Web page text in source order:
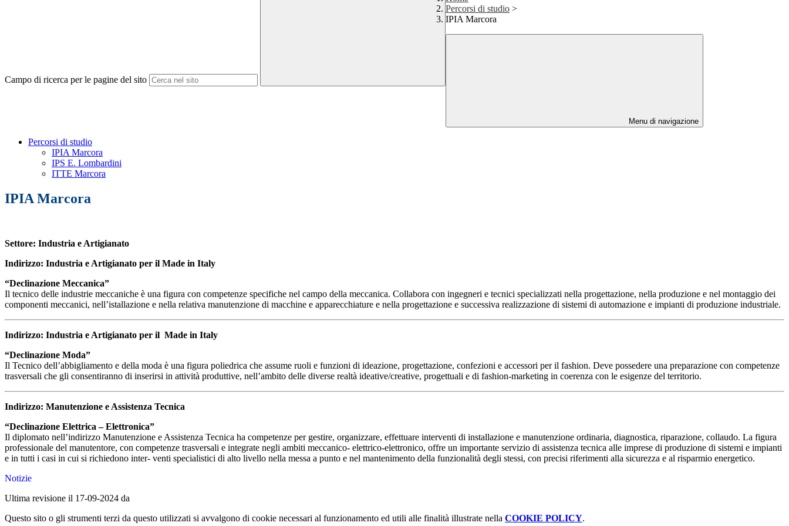
Campo di ricerca per le pagine del sito
Percorsi di studio >
IPIA Marcora
Menu di navigazione
Percorsi di studio
IPIA Marcora
IPS E. Lombardini
ITTE Marcora
IPIA Marcora
Settore: Industria e Artigianato
Indirizzo: Industria e Artigianato per il Made in Italy
“Declinazione Meccanica”
Il tecnico delle industrie meccaniche è una figura con competenze specifiche nel campo della meccanica. Collabora con ingegneri e tecnici specializzati nella progettazione, nella produzione e nel montaggio dei
componenti meccanici, nell’istallazione e nella relativa manutenzione di macchine e apparecchiature e nella progettazione e successiva realizzazione di sistemi di automazione e impianti di produzione industriale.
Indirizzo: Industria e Artigianato per il Made in Italy
“Declinazione Moda”
Il Tecnico dell’abbigliamento e della moda è una figura poliedrica che assume ruoli e funzioni di ideazione, progettazione, confezioni e accessori per il fashion. Deve possedere una preparazione con competenze
trasversali che gli consentiranno di inserirsi in attività produttive, nell’ambito delle diverse realtà ideative/creative, progettuali e di fashion-marketing in coerenza con le esigenze del territorio.
Indirizzo: Manutenzione e Assistenza Tecnica
“Declinazione Elettrica – Elettronica”
Il diplomato nell’indirizzo Manutenzione e Assistenza Tecnica ha competenze per gestire, organizzare, effettuare interventi di installazione e manutenzione ordinaria, diagnostica, riparazione, collaudo. La figura
professionale del manutentore, con competenze trasversali e integrate negli ambiti meccanico- elettrico-elettronico, offre un importante servizio di assistenza tecnica alle imprese di produzione di sistemi e impianti
e in tutti i casi in cui si richiedono inter- venti specialistici di alto livello nella messa a punto e nel mantenimento della funzionalità degli stessi, con precisi riferimenti alla sicurezza e al risparmio energetico.
Notizie
Ultima revisione il 17-09-2024 da
Questo sito o gli strumenti terzi da questo utilizzati si avvalgono di cookie necessari al funzionamento ed utili alle finalità illustrate nella COOKIE POLICY.